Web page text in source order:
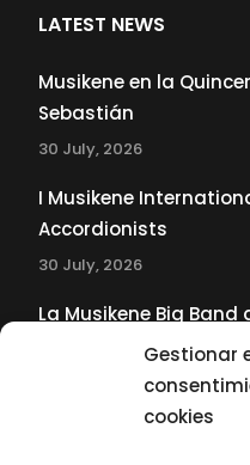
Gestionar
cookies
LATEST NEWS
Musikene en la
Sebastián
30 July, 2026
I Musikene
Accordionists
30 July, 2026
La Musikene Big
Tolliver en el 61